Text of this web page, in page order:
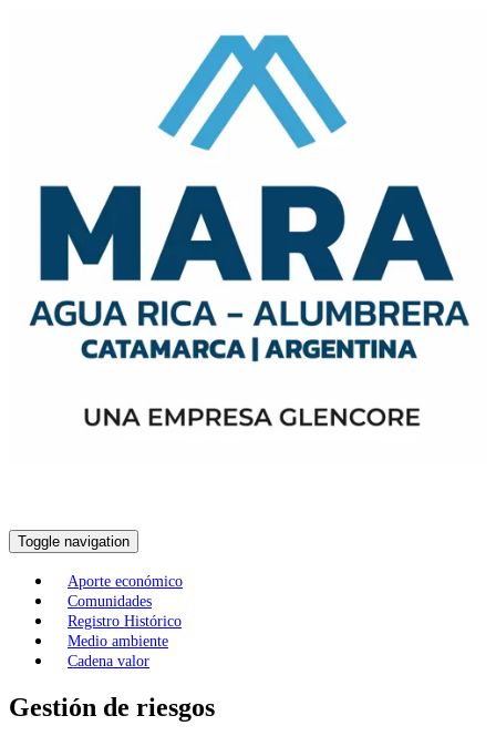
Toggle navigation
Aporte económico
Comunidades
Registro Histórico
Medio ambiente
Cadena valor
Gestión de riesgos